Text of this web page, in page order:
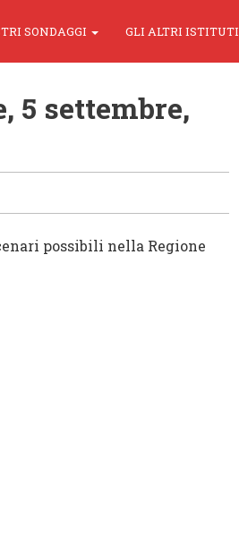
SONDAGGI GLI ALTRI ISTITUTI
5 settembre,
possibili nella Regione